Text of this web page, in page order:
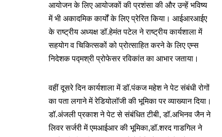
आयोजन के लिए आयोजकों की प्रशंसा की और उन्हें भविष्य
में भी अकादमिक कार्यों के लिए प्रेरित किया। आईआरआईए
के राष्ट्रीय अध्यक्ष डॉ.हेमंत पटेल ने राष्ट्रीय कार्यशाला में
सहयोग व चिकित्सकों को प्रोत्साहित करने के लिए एम्स
निदेशक पद्मश्री प्रोफेसर रविकांत का आभार जताया।
वहीं दूसरे दिन कार्यशाला में डॉ.पंकज महेश ने पेट संबंधी रोगों
का पता लगाने में रेडियोलॉजी की भूमिका पर व्याख्यान दिया।
डॉ.अंजली प्रकाश ने पेट से संबंधित टीबी, डॉ.अभिनव जैन ने
लिवर सर्जरी में एमआईआर की भूमिका,डॉ.शरद गाडगिल ने